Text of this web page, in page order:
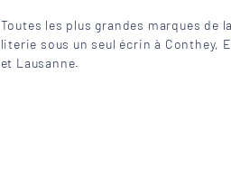
Toutes les plus grandes marques de la
literie sous un seul écrin à Conthey,
et Lausanne.